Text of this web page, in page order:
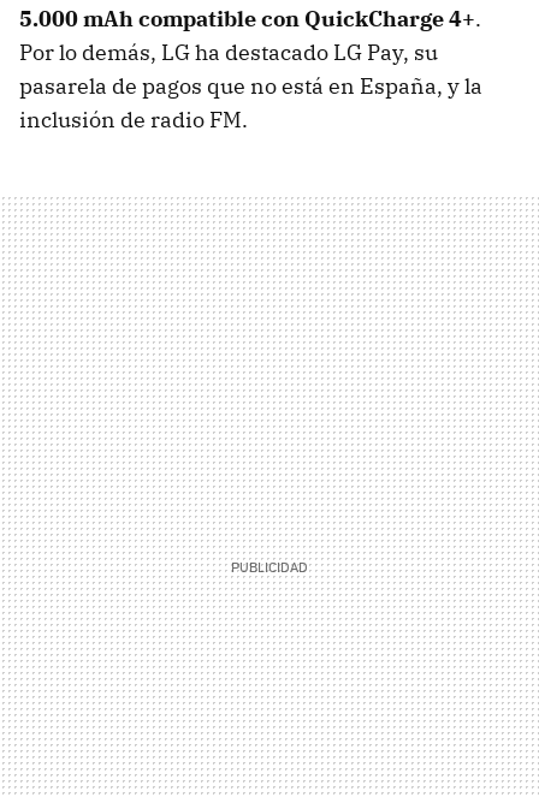
5.000 mAh compatible con QuickCharge 4+.
Por lo demás, LG ha destacado LG Pay, su
pasarela de pagos que no está en España, y la
inclusión de radio FM.